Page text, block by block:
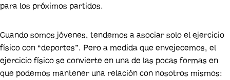
para los próximos partidos.
Cuando somos jóvenes, tendemos a asociar solo el ejercicio
físico con “deportes”. Pero a medida que envejecemos, el
ejercicio físico se convierte en una de las pocas formas en
que podemos mantener una relación con nosotros mismos: